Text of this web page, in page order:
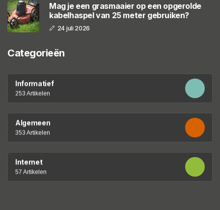
Mag je een grasmaaier op een opgerolde
kabelhaspel van 25 meter gebruiken?
24 juli 2026
Categorieën
Informatief
253 Artikelen
Algemeen
353 Artikelen
Internet
57 Artikelen